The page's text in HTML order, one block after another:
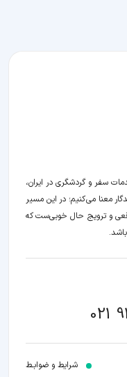
سفر و گردشگری در ایران،
معنا می‌کنیم؛ در این مسیر‍
واقعی و ترویج حال خوبی‌ست که
021
شرایط و ضوابـط